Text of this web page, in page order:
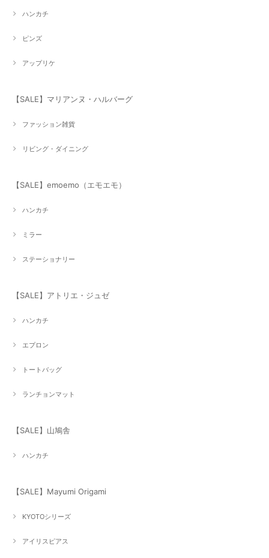
ハンカチ
ピンズ
アップリケ
【SALE】マリアンヌ・ハルバーグ
ファッション雑貨
リビング・ダイニング
【SALE】emoemo（エモエモ）
ハンカチ
ミラー
ステーショナリー
【SALE】アトリエ・ジュゼ
ハンカチ
エプロン
トートバッグ
ランチョンマット
【SALE】山鳩舎
ハンカチ
【SALE】Mayumi Origami
KYOTOシリーズ
アイリスピアス